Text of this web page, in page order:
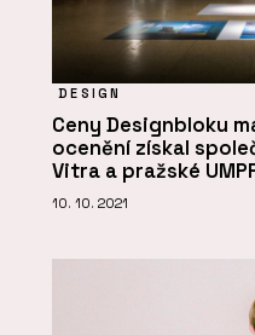
DESIGN
Ceny Designbloku
ocenění získal
Vitra a pražské
10. 10. 2021